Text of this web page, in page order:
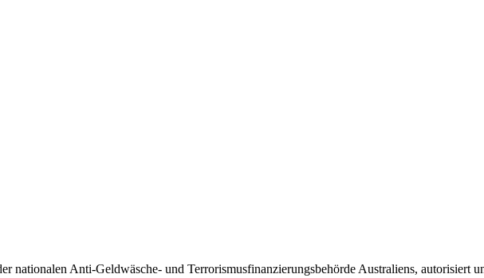
nationalen Anti-Geldwäsche- und Terrorismusfinanzierungsbehörde Australiens,